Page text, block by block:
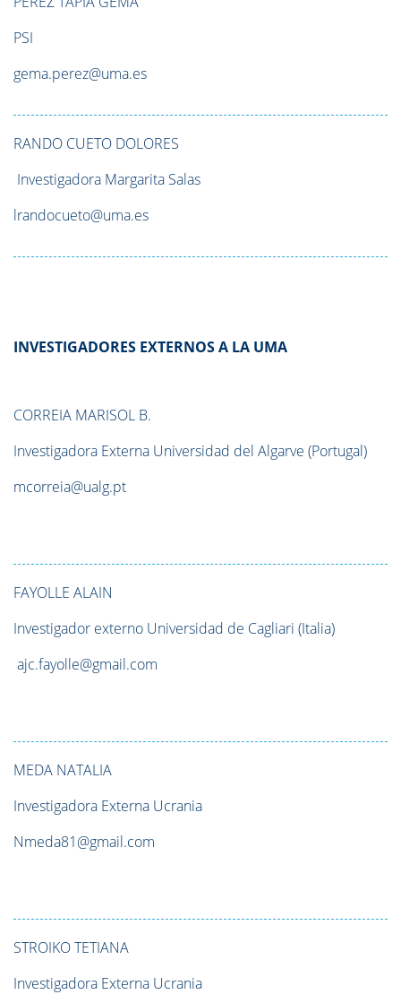
PSI
gema.perez@uma.es
RANDO CUETO DOLORES
Investigadora Margarita Salas
lrandocueto@uma.es
INVESTIGADORES EXTERNOS A LA UMA
CORREIA MARISOL B.
Investigadora Externa Universidad del Algarve (Portugal)
mcorreia@ualg.pt
FAYOLLE ALAIN
Investigador externo Universidad de Cagliari (Italia)
ajc.fayolle@gmail.com
MEDA NATALIA
Investigadora Externa Ucrania
Nmeda81@gmail.com
STROIKOTETIANA
Investigadora Externa Ucrania